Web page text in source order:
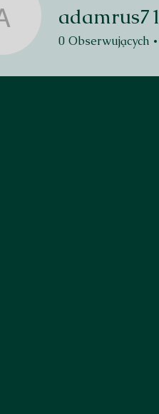
adamrus71
adamrus71
0 Obserwujących